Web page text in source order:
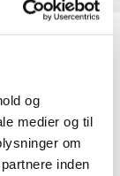
og
medier og til
om
inden
motorik og
og indgår i
måneder ved
kl. 10.00-